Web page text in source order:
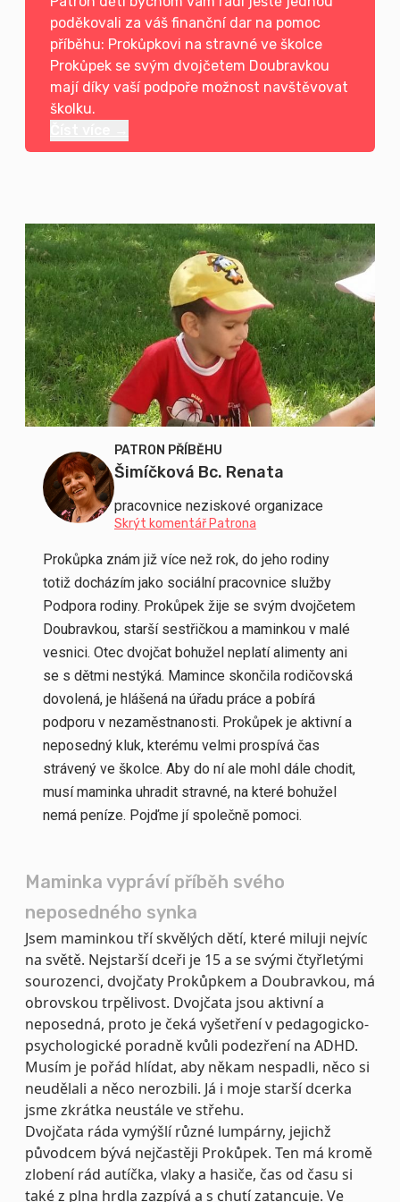
poděkovali za váš finanční dar na pomoc
příběhu: Prokůpkovi na stravné ve školce
Prokůpek se svým dvojčetem Doubravkou
mají díky vaší podpoře možnost navštěvovat
školku.
PATRON PŘÍBĚHU
Šimíčková Bc. Renata
pracovnice neziskové organizace
Skrýt komentář Patrona
Prokůpka znám již více než rok, do jeho rodiny
totiž docházím jako sociální pracovnice služby
Podpora rodiny. Prokůpek žije se svým dvojčetem
Doubravkou, starší sestřičkou a maminkou v malé
vesnici. Otec dvojčat bohužel neplatí alimenty ani
se s dětmi nestýká. Mamince skončila rodičovská
dovolená, je hlášená na úřadu práce a pobírá
podporu v nezaměstnanosti. Prokůpek je aktivní a
neposedný kluk, kterému velmi prospívá čas
strávený ve školce. Aby do ní ale mohl dále chodit,
musí maminka uhradit stravné, na které bohužel
nemá peníze. Pojďme jí společně pomoci.
Maminka vypráví příběh svého
neposedného synka
Jsem maminkou tří skvělých dětí, které miluji nejvíc
na světě. Nejstarší dceři je 15 a se svými čtyřletými
sourozenci, dvojčaty Prokůpkem a Doubravkou, má
obrovskou trpělivost. Dvojčata jsou aktivní a
neposedná, proto je čeká vyšetření v pedagogicko-
psychologické poradně kvůli podezření na ADHD.
Musím je pořád hlídat, aby někam nespadli, něco si
neudělali a něco nerozbili. Já i moje starší dcerka
jsme zkrátka neustále ve střehu.
Dvojčata ráda vymýšlí různé lumpárny, jejichž
původcem bývá nejčastěji Prokůpek. Ten má kromě
zlobení rád autíčka, vlaky a hasiče, čas od času si
také z plna hrdla zazpívá a s chutí zatancuje. Ve